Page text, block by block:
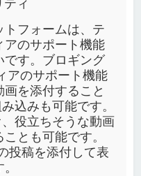
ィ
フォームは、テ
アのサポート機能
です。ブロギング
アのサポート機能
を添付すること
込みも可能です。
役立ちそうな動画
とも可能です。
投稿を添付して表